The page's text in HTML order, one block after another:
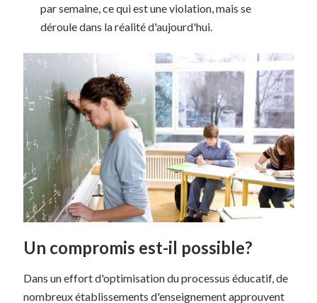
par semaine, ce qui est une violation, mais se
déroule dans la réalité d'aujourd'hui.
Un compromis est-il possible?
Dans un effort d'optimisation du processus éducatif, de
nombreux établissements d'enseignement approuvent